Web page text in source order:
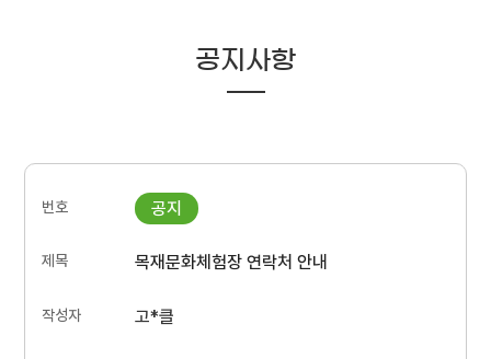
공지사항
목재문화체험장 연락처 안내
고*클